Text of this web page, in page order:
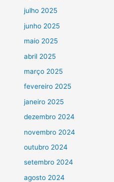
julho 2025
junho 2025
maio 2025
abril 2025
março 2025
fevereiro 2025
janeiro 2025
dezembro 2024
novembro 2024
outubro 2024
setembro 2024
agosto 2024